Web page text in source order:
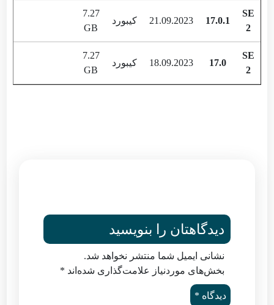
SE
2
17.0.1
21.09.2023 کیبورد
7.27
GB
SE
2
17.0
18.09.2023 کیبورد
7.27
GB
دیدگاهتان را بنویسید
نشانی ایمیل شما منتشر نخواهد شد.
بخش‌های موردنیاز علامت‌گذاری شده‌اند *
دیدگاه *